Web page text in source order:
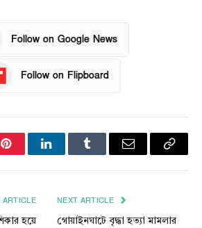
Follow on Google News
Follow on Flipboard
PinterestLinkedInTumblr Email
Copy
ARTICLE
হয়ে
NEXT ARTICLE
গোয়াইনঘাটে বৃদ্ধা হত্যা মামলার